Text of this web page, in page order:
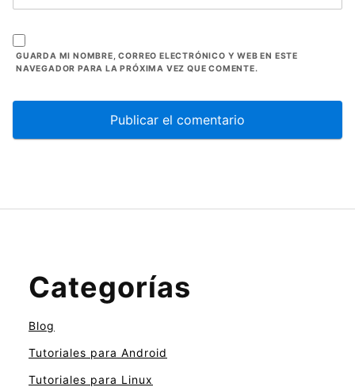
GUARDA MI NOMBRE, CORREO ELECTRÓNICO Y WEB EN ESTE
NAVEGADOR PARA LA PRÓXIMA VEZ QUE COMENTE.
Categorías
Blog
Tutoriales para Android
Tutoriales para Linux